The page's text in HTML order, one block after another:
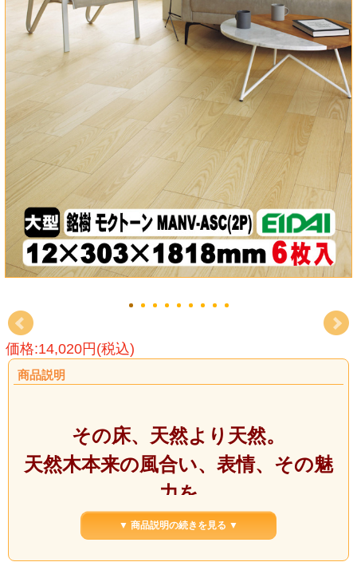
価格:14,020円(税込)
商品説明
その床、天然より天然。
天然木本来の風合い、表情、その魅
力を
最大限に引き出すことにこだわりま
▼ 商品説明の続きを見る ▼